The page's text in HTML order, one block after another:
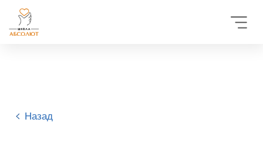
Назад